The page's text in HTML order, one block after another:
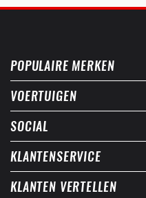
POPULAIRE MERKEN
VOERTUIGEN
SOCIAL
KLANTENSERVICE
KLANTEN VERTELLEN